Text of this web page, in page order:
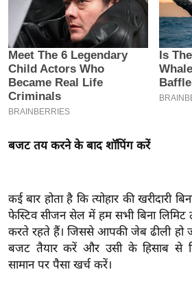
म
ई
-
पे
प
मि
बे
मि
सा
ल
बजट तय करने के बाद शॉपिंग करें
कई बार होता है कि त्योहार की खरीदारी
फेस्टिव सीजन सेल में हम सभी बिना
करते रहते हैं। जिससे आपकी जेब ढीली हो
बजट तैयार करें और उसी के हिसाब से
सामान पर पैसा खर्च करें।